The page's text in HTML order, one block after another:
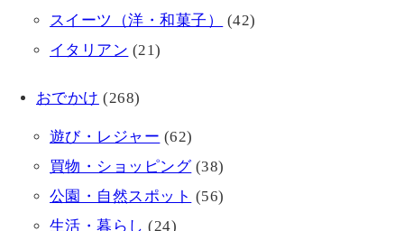
スイーツ（洋・和菓子）
(42)
イタリアン (21)
おでかけ (268)
遊び・レジャー (62)
買物・ショッピング(38)
公園・自然スポット (56)
生活・暮らし (24)